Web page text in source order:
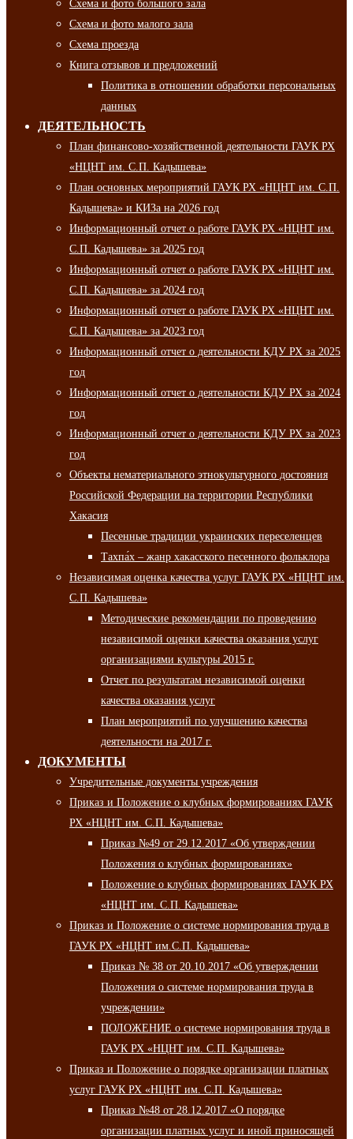
Схема и фото большого зала
Схема и фото малого зала
Схема проезда
Книга отзывов и предложений
Политика в отношении обработки персональных
данных
ДЕЯТЕЛЬНОСТЬ
План финансово-хозяйственной деятельности ГАУК РХ
«НЦНТ им. С.П. Кадышева»
План основных мероприятий ГАУК РХ «НЦНТ им. С.П.
Кадышева» и КИЗа на 2026 год
Информационный отчет о работе ГАУК РХ «НЦНТ им.
С.П. Кадышева» за 2025 год
Информационный отчет о работе ГАУК РХ «НЦНТ им.
С.П. Кадышева» за 2024 год
Информационный отчет о работе ГАУК РХ «НЦНТ им.
С.П. Кадышева» за 2023 год
Информационный отчет о деятельности КДУ РХ за 2025
год
Информационный отчет о деятельности КДУ РХ за 2024
год
Информационный отчет о деятельности КДУ РХ за 2023
год
Объекты нематериального этнокультурного достояния
Российской Федерации на территории Республики
Хакасия
Песенные традиции украинских переселенцев
Тахпа́х – жанр хакасского песенного фольклора
Независимая оценка качества услуг ГАУК РХ «НЦНТ им.
С.П. Кадышева»
Методические рекомендации по проведению
независимой оценки качества оказания услуг
организациями культуры 2015 г.
Отчет по результатам независимой оценки
качества оказания услуг
План мероприятий по улучшению качества
деятельности на 2017 г.
ДОКУМЕНТЫ
Учредительные документы учреждения
Приказ и Положение о клубных формированиях ГАУК
РХ «НЦНТ им. С.П. Кадышева»
Приказ №49 от 29.12.2017 «Об утверждении
Положения о клубных формированиях»
Положение о клубных формированиях ГАУК РХ
«НЦНТ им. С.П. Кадышева»
Приказ и Положение о системе нормирования труда в
ГАУК РХ «НЦНТ им.С.П. Кадышева»
Приказ № 38 от 20.10.2017 «Об утверждении
Положения о системе нормирования труда в
учреждении»
ПОЛОЖЕНИЕ о системе нормирования труда в
ГАУК РХ «НЦНТ им. С.П. Кадышева»
Приказ и Положение о порядке организации платных
услуг ГАУК РХ «НЦНТ им. С.П. Кадышева»
Приказ №48 от 28.12.2017 «О порядке
организации платных услуг и иной приносящей